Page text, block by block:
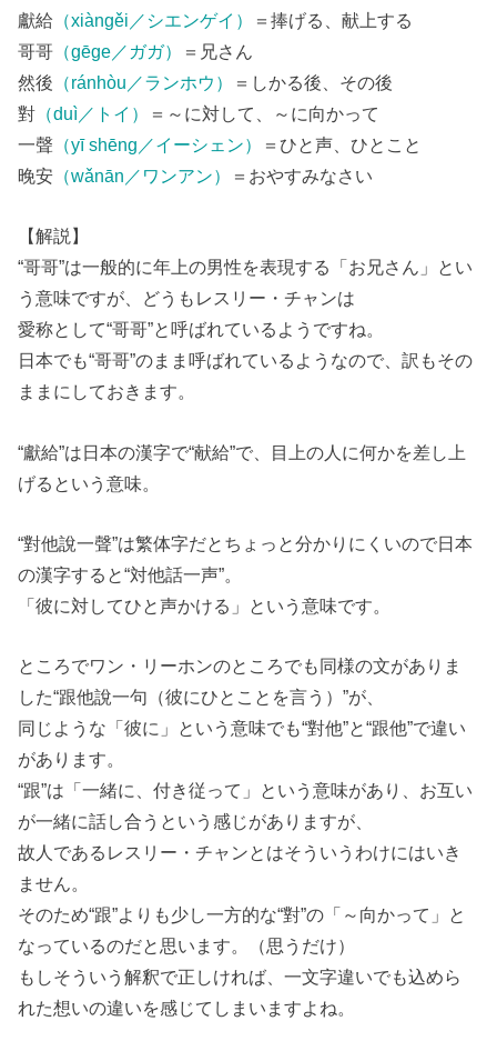
獻給 （xiàngěi／シエンゲイ）
＝捧げる、献上する
哥哥 （gēge／ガガ）
＝兄さん
然後 （ránhòu／ランホウ）
＝しかる後、その後
對 （duì／トイ）
＝～に対して、～に向かって
一聲 （yī shēng／イーシェン）
＝ひと声、ひとこと
晚安 （wǎnān／ワンアン） ＝おやすみなさい
【解説】
“哥哥”は一般的に年上の男性を表現する「お兄さん」とい
う意味ですが、どうもレスリー・チャンは
愛称として“哥哥”と呼ばれているようですね。
日本でも“哥哥”のまま呼ばれているようなので、訳もその
ままにしておきます。
“獻給”は日本の漢字で“献給”で、目上の人に何かを差し上
げるという意味。
“對他說一聲”は繁体字だとちょっと分かりにくいので日本
の漢字すると“対他話一声”。
「彼に対してひと声かける」という意味です。
ところでワン・リーホンのところでも同様の文がありま
した“跟他說一句（彼にひとことを言う）”が、
同じような「彼に」という意味でも“對他”と“跟他”で違い
があります。
“跟”は「一緒に、付き従って」という意味があり、お互い
が一緒に話し合うという感じがありますが、
故人であるレスリー・チャンとはそういうわけにはいき
ません。
そのため“跟”よりも少し一方的な“對”の「～向かって」と
なっているのだと思います。（思うだけ）
もしそういう解釈で正しければ、一文字違いでも込めら
れた想いの違いを感じてしまいますよね。